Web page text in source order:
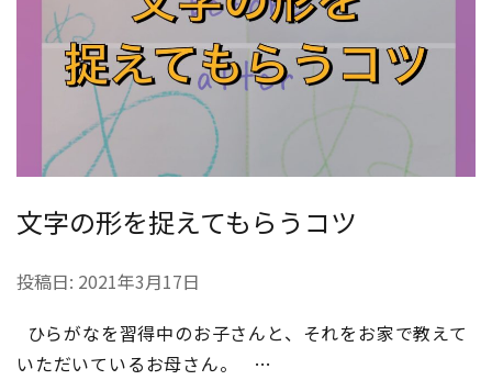
文字の形を捉えてもらうコツ
投稿日: 2021年3月17日
ひらがなを習得中のお子さんと、それをお家で教えて
いただいているお母さん。 …